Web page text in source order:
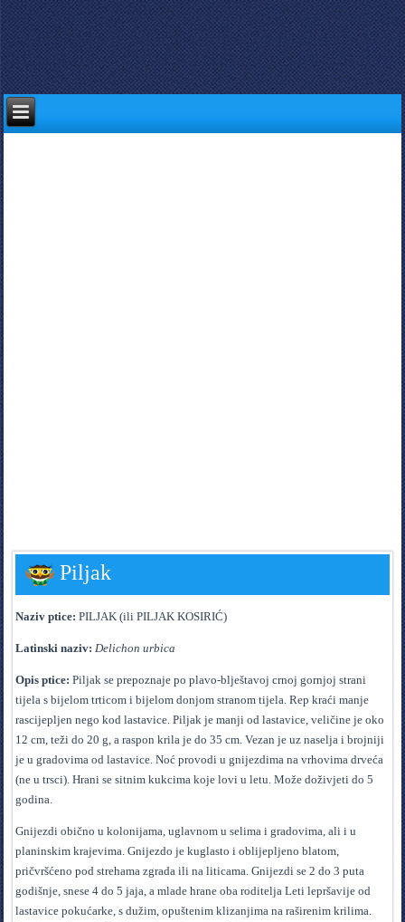
Piljak
Naziv ptice: PILJAK (ili PILJAK KOSIRIĆ)
Latinski naziv: Delichon urbica
Opis ptice: Piljak se prepoznaje po plavo-blještavoj crnoj gornjoj strani
tijela s bijelom trticom i bijelom donjom stranom tijela. Rep kraći manje
rascijepljen nego kod lastavice. Piljak je manji od lastavice, veličine je oko
12 cm, teži do 20 g, a raspon krila je do 35 cm. Vezan je uz naselja i brojniji
je u gradovima od lastavice. Noć provodi u gnijezdima na vrhovima drveća
(ne u trsci). Hrani se sitnim kukcima koje lovi u letu. Može doživjeti do 5
godina.
Gnijezdi obično u kolonijama, uglavnom u selima i gradovima, ali i u
planinskim krajevima. Gnijezdo je kuglasto i oblijepljeno blatom,
pričvršćeno pod strehama zgrada ili na liticama. Gnijezdi se 2 do 3 puta
godišnje, snese 4 do 5 jaja, a mlade hrane oba roditelja Leti lepršavije od
lastavice pokućarke, s dužim, opuštenim klizanjima na raširenim krilima.